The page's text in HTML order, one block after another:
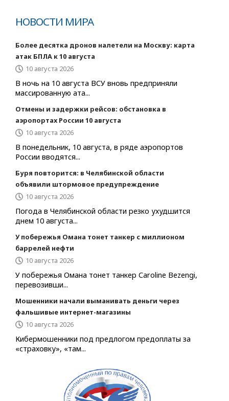
НОВОСТИ МИРА
Более десятка дронов налетели на Москву: карта
атак БПЛА к 10 августа
10 августа 2026
В ночь на 10 августа ВСУ вновь предприняли
массированную ата...
Отмены и задержки рейсов: обстановка в
аэропортах России 10 августа
10 августа 2026
В понедельник, 10 августа, в ряде аэропортов
России вводятся...
Буря повторится: в Челябинской области
объявили штормовое предупреждение
10 августа 2026
Погода в Челябинской области резко ухудшится
днем 10 августа...
У побережья Омана тонет танкер с миллионом
баррелей нефти
10 августа 2026
У побережья Омана тонет танкер Caroline Bezengi,
перевозивши...
Мошенники начали выманивать деньги через
фальшивые интернет-магазины
10 августа 2026
Кибермошенники под предлогом предоплаты за
«страховку», «там...